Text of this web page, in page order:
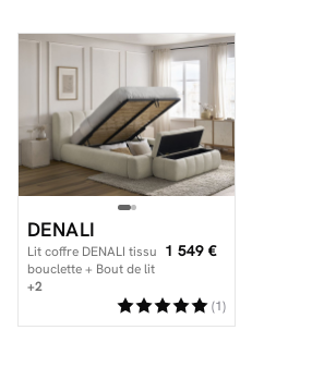
DENALI
Lit coffre DENALI tissu
bouclette + Bout de lit
DENALI
1 549 €
+2
(1)